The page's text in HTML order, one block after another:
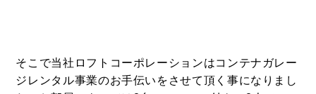
そこで当社ロフトコーポレーションはコンテナガレー
ジレンタル事業のお手伝いをさせて頂く事になりまし